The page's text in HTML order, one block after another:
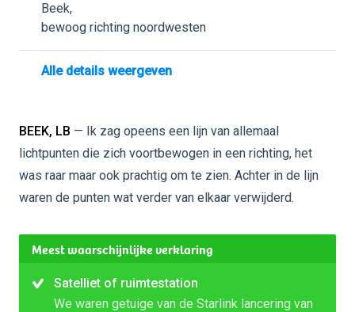
Beek,
bewoog richting noordwesten
Alle details weergeven
BEEK, LB — Ik zag opeens een lijn van allemaal
lichtpunten die zich voortbewogen in een richting, het
was raar maar ook prachtig om te zien. Achter in de lijn
waren de punten wat verder van elkaar verwijderd.
Meest waarschijnlijke verklaring
Satelliet of ruimtestation
We waren getuige van de Starlink lancering van